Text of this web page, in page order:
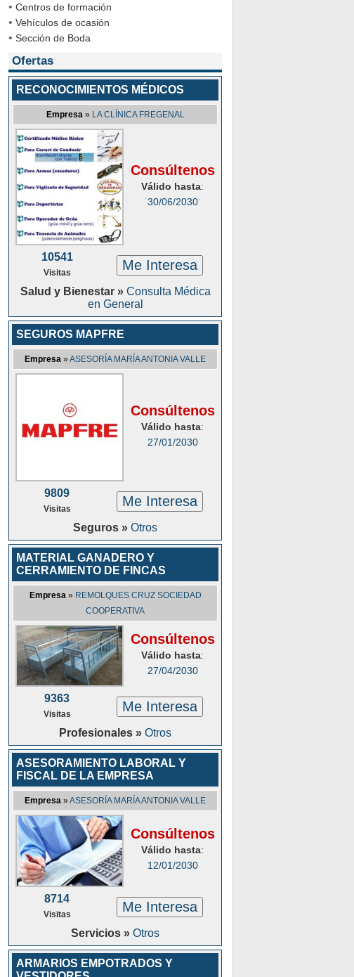
• Centros de formación
• Vehículos de ocasión
• Sección de Boda
Ofertas
RECONOCIMIENTOS MÉDICOS
Empresa» LA CLÍNICA FREGENAL
Consúltenos
Válido hasta:
30/06/2030
10541
Visitas Me Interesa
Salud y Bienestar » Consulta Médica
en General
SEGUROS MAPFRE
Empresa »ASESORÍA MARÍA ANTONIA VALLE
Consúltenos
Válido hasta:
27/01/2030
9809
Visitas Me Interesa
Seguros » Otros
MATERIAL GANADERO Y
CERRAMIENTO DE FINCAS
Empresa» REMOLQUES CRUZ SOCIEDAD
COOPERATIVA
Consúltenos
Válido hasta:
27/04/2030
9363
Visitas Me Interesa
Profesionales » Otros
ASESORAMIENTO LABORAL Y
FISCAL DE LA EMPRESA
Empresa »ASESORÍA MARÍA ANTONIA VALLE
Consúltenos
Válido hasta:
12/01/2030
8714
Visitas Me Interesa
Servicios » Otros
ARMARIOS EMPOTRADOS Y